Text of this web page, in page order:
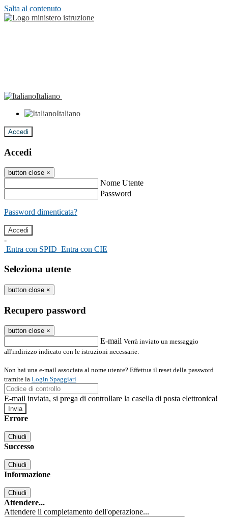
Salta al contenuto
Italiano
Italiano
Accedi
Accedi
button close ×
Nome Utente
Password
Password dimenticata?
-
Entra con SPID Entra con CIE
Seleziona utente
button close ×
Recupero password
button close ×
E-mail Verrà inviato un messaggio
all'indirizzo indicato con le istruzioni necessarie.
Non hai una e-mail associata al nome utente? Effettua il reset della password
tramite la Login Spaggiari
E-mail inviata, si prega di controllare la casella di posta elettronica!
Errore
Chiudi
Successo
Chiudi
Informazione
Chiudi
Attendere...
Attendere il completamento dell'operazione...